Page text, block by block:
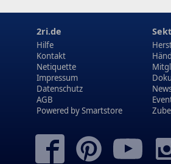
2ri.de
Hilfe
Kontakt
Netiquette
Impressum
Datenschutz
AGB
Powered bySmartstore